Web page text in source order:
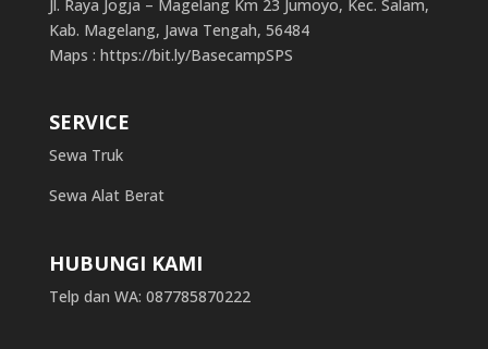
Jl. Raya Jogja – Magelang Km 23 Jumoyo, Kec. Salam,
Kab. Magelang, Jawa Tengah, 56484
Maps : https://bit.ly/BasecampSPS
SERVICE
Sewa Truk
Sewa Alat Berat
HUBUNGI KAMI
Telp dan WA: 087785870222